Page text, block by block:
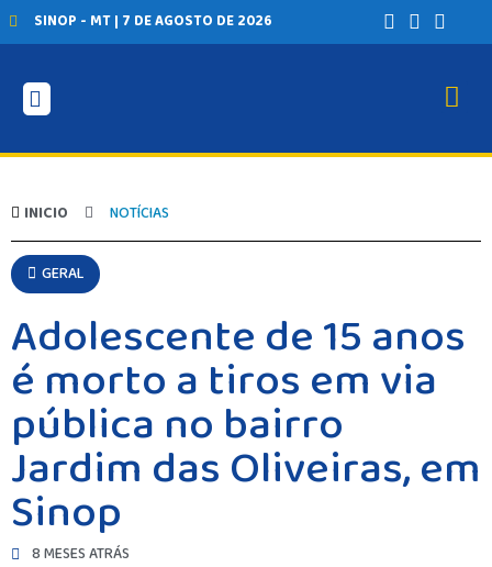
SINOP - MT | 7 DE AGOSTO DE 2026
INICIO NOTÍCIAS
GERAL
Adolescente de 15 anos
é morto a tiros em via
pública no bairro
Jardim das Oliveiras, em
Sinop
8 MESES ATRÁS